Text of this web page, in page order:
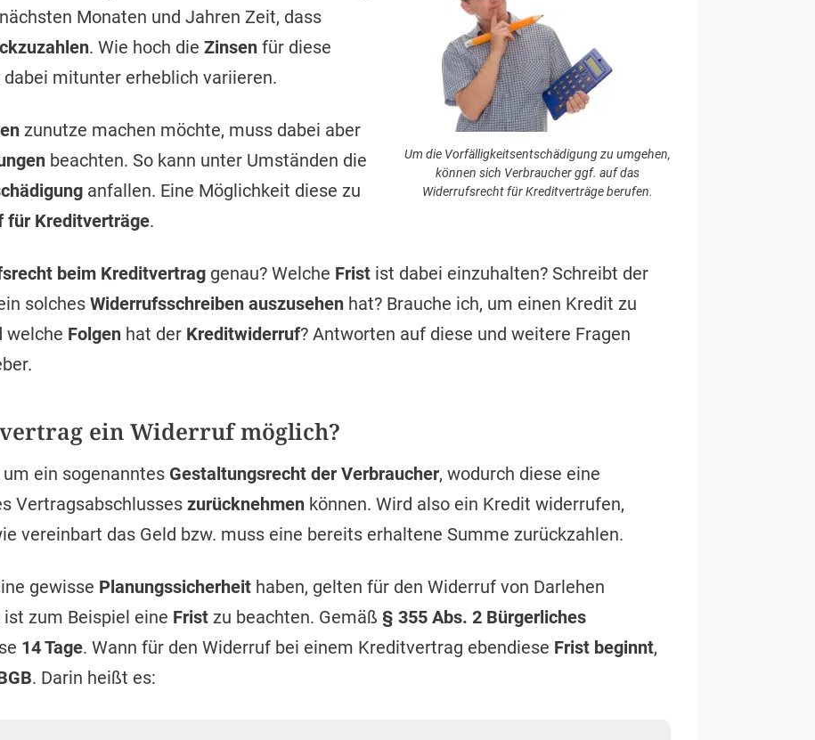
Um die Vorfälligkeitsentschädigung zu umgehen,
können sich Verbraucher ggf. auf das
Widerrufsrecht für Kreditverträge berufen.
Monaten und Jahren Zeit, dass
. Wie hoch die Zinsen für diese
mitunter erheblich variieren.
zunutze machen möchte, muss dabei aber
beachten. So kann unter Umständen die
anfallen. Eine Möglichkeit diese zu
für Kreditverträge.
beim Kreditvertrag genau? Welche Frist ist dabei einzuhalten? Schreibt der
solches Widerrufsschreiben auszusehen hat? Brauche ich, um einen Kredit zu
welche Folgen hat der Kreditwiderruf? Antworten auf diese und weitere Fragen
ein Widerruf möglich?
ein sogenanntes Gestaltungsrecht der Verbraucher, wodurch diese eine
Vertragsabschlusses zurücknehmen können. Wird also ein Kredit widerrufen,
vereinbart das Geld bzw. muss eine bereits erhaltene Summe zurückzahlen.
gewisse Planungssicherheit haben, gelten für den Widerruf von Darlehen
ist zum Beispiel eine Frist zu beachten. Gemäß § 355 Abs. 2 Bürgerliches
14 Tage. Wann für den Widerruf bei einem Kreditvertrag ebendiese Frist beginnt,
. Darin heißt es: